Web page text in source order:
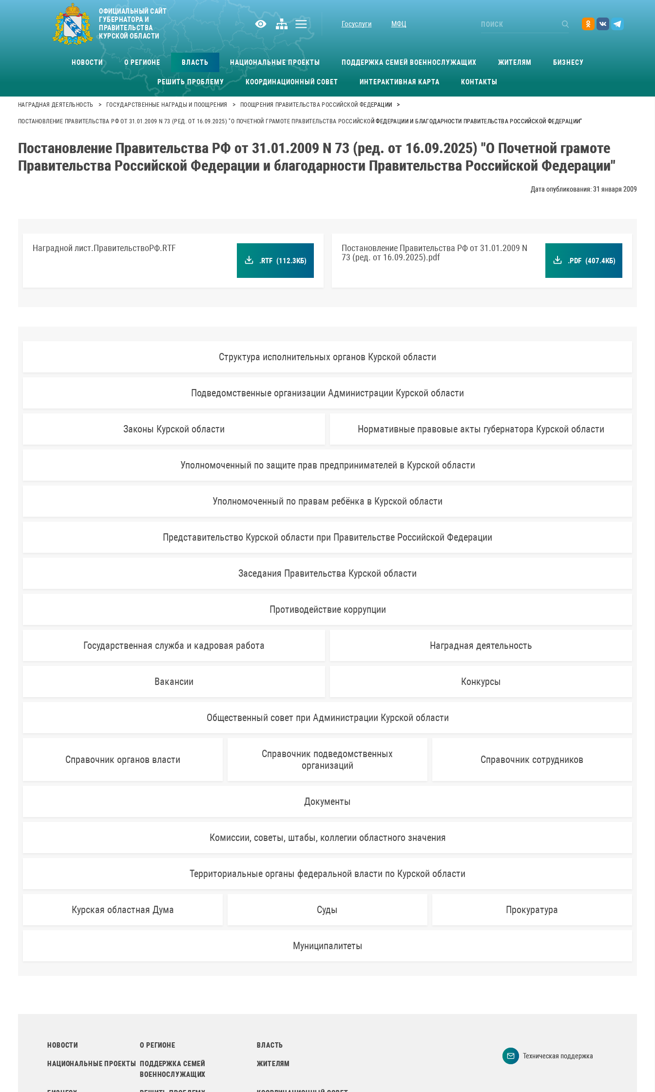
ОФИЦИАЛЬНЫЙ САЙТ
ГУБЕРНАТОРА И
ПРАВИТЕЛЬСТВА
КУРСКОЙ ОБЛАСТИ
Госуслуги МФЦ
НОВОСТИ О РЕГИОНЕ ВЛАСТЬ НАЦИОНАЛЬНЫЕ ПРОЕКТЫ ПОДДЕРЖКА СЕМЕЙ ВОЕННОСЛУЖАЩИХ ЖИТЕЛЯМ БИЗНЕСУ
РЕШИТЬ ПРОБЛЕМУ КООРДИНАЦИОННЫЙ СОВЕТ ИНТЕРАКТИВНАЯ КАРТА КОНТАКТЫ
НАГРАДНАЯ ДЕЯТЕЛЬНОСТЬ > ГОСУДАРСТВЕННЫЕ НАГРАДЫ И ПООЩРЕНИЯ > ПООЩРЕНИЯ ПРАВИТЕЛЬСТВА РОССИЙСКОЙ ФЕДЕРАЦИИ >
ПОСТАНОВЛЕНИЕ ПРАВИТЕЛЬСТВА РФ ОТ 31.01.2009 N 73 (РЕД. ОТ 16.09.2025) "О ПОЧЕТНОЙ ГРАМОТЕ ПРАВИТЕЛЬСТВА РОССИЙСКОЙ ФЕДЕРАЦИИ И БЛАГОДАРНОСТИ ПРАВИТЕЛЬСТВА РОССИЙСКОЙ ФЕДЕРАЦИИ"
Постановление Правительства РФ от 31.01.2009 N 73 (ред. от 16.09.2025) "О Почетной грамоте
Правительства Российской Федерации и благодарности Правительства Российской Федерации"
Дата опубликования: 31 января 2009
Наградной лист.ПравительствоРФ.RTF
.RTF (112.3КБ)
Постановление Правительства РФ от 31.01.2009 N
73 (ред. от 16.09.2025).pdf
.PDF (407.4КБ)
Структура исполнительных органов Курской области
Подведомственные организации Администрации Курской области
Законы Курской области Нормативные правовые акты губернатора Курской области
Уполномоченный по защите прав предпринимателей в Курской области
Уполномоченный по правам ребёнка в Курской области
Представительство Курской области при Правительстве Российской Федерации
Заседания Правительства Курской области
Противодействие коррупции
Государственная служба и кадровая работа Наградная деятельность
Вакансии Конкурсы
Общественный совет при Администрации Курской области
Справочник органов власти
Справочник подведомственных
организаций
Справочник сотрудников
Документы
Комиссии, советы, штабы, коллегии областного значения
Территориальные органы федеральной власти по Курской области
Курская областная Дума Суды Прокуратура
Муниципалитеты
НОВОСТИ О РЕГИОНЕ ВЛАСТЬ
НАЦИОНАЛЬНЫЕ ПРОЕКТЫ
ПОДДЕРЖКА СЕМЕЙ
ВОЕННОСЛУЖАЩИХ
ЖИТЕЛЯМ
Техническая поддержка